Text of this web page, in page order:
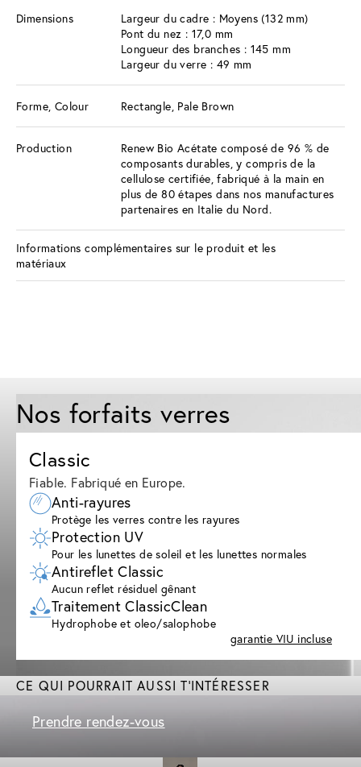
Dimensions
Largeur du cadre : Moyens (132 mm)
Pont du nez : 17,0 mm
Longueur des branches : 145 mm
Largeur du verre : 49 mm
Forme, Colour Rectangle, Pale Brown
Production
Renew Bio Acétate composé de 96 % de
composants durables, y compris de la
cellulose certifiée, fabriqué à la main en
plus de 80 étapes dans nos manufactures
partenaires en Italie du Nord.
Informations complémentaires sur le produit et les
matériaux
Nos forfaits verres
Classic
Fiable. Fabriqué en Europe.
Anti-rayures
Protège les verres contre les rayures
Protection UV
Pour les lunettes de soleil et les lunettes normales
Antireflet Classic
Aucun reflet résiduel gênant
Traitement ClassicClean
Hydrophobe et oleo/salophobe
garantie VIU incluse
CE QUI POURRAIT AUSSI T'INTÉRESSER
Prendre rendez-vous